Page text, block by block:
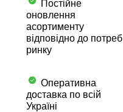
Постійне
оновлення
асортименту
відповідно до потреб
ринку
Оперативна
доставка по всій
Україні